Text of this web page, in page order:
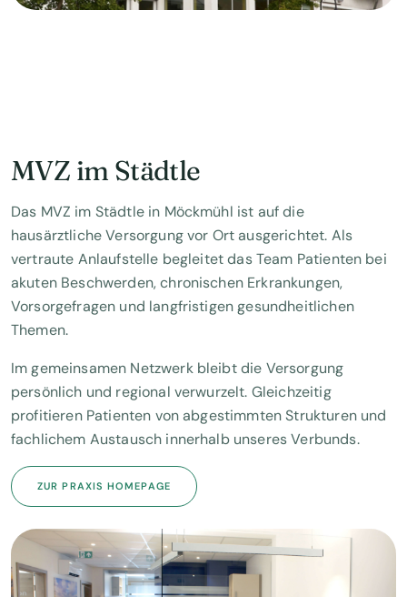
MVZ im Städtle
Das MVZ im Städtle in Möckmühl ist auf die
hausärztliche Versorgung vor Ort ausgerichtet. Als
vertraute Anlaufstelle begleitet das Team Patienten bei
akuten Beschwerden, chronischen Erkrankungen,
Vorsorgefragen und langfristigen gesundheitlichen
Themen.
Im gemeinsamen Netzwerk bleibt die Versorgung
persönlich und regional verwurzelt. Gleichzeitig
profitieren Patienten von abgestimmten Strukturen und
fachlichem Austausch innerhalb unseres Verbunds.
ZUR PRAXIS HOMEPAGE